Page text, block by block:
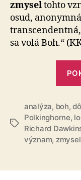
zmyseltohto
osud,
sa volá Boh.“
Značky
analýza, boh,
Polkinghorne,
Richard
význam, zmysel